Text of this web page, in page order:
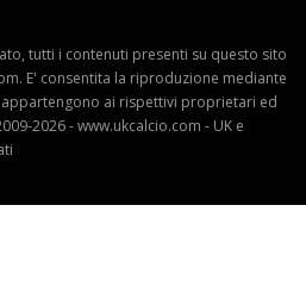
tutti i contenuti presenti su questo sito
E' consentita la riproduzione mediante
ai rispettivi proprietari ed
2026 - www.ukcalcio.com - UK e